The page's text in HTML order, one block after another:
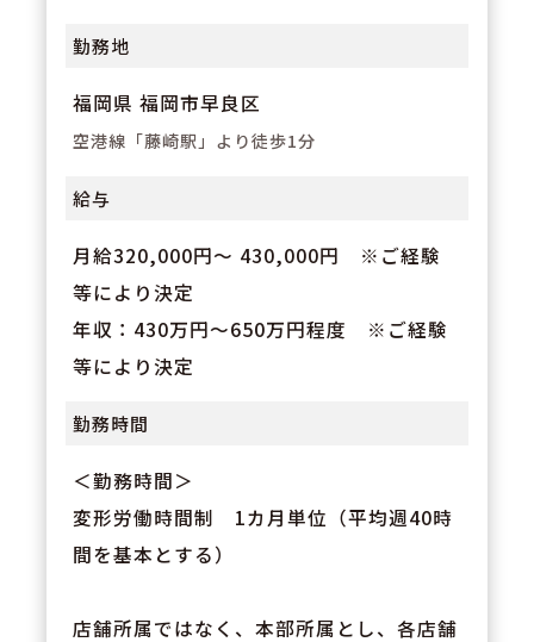
勤務地
福岡県 福岡市早良区
空港線「藤崎駅」より徒歩1分
給与
月給320,000円～ 430,000円 ※ご経験
等により決定
年収：430万円～650万円程度 ※ご経験
等により決定
勤務時間
＜勤務時間＞
変形労働時間制 1カ月単位（平均週40時
間を基本とする）
店舗所属ではなく、本部所属とし、各店舗